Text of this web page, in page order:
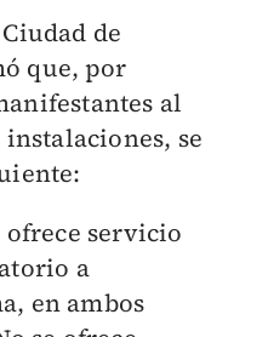
de
que, por
al
se
ofrece servicio
a
en ambos